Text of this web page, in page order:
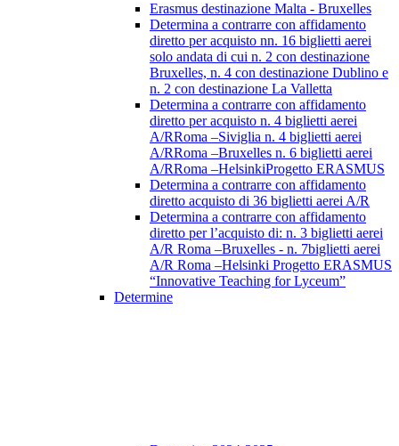
Erasmus destinazione Malta - Bruxelles
Determina a contrarre con affidamento
diretto per acquisto nn. 16 biglietti aerei
solo andata di cui n. 2 con destinazione
Bruxelles, n. 4 con destinazione Dublino e
n. 2 con destinazione La Valletta
Determina a contrarre con affidamento
diretto per acquisto n. 4 biglietti aerei
A/RRoma –Siviglia n. 4 biglietti aerei
A/RRoma –Bruxelles n. 6 biglietti aerei
A/RRoma –HelsinkiProgetto ERASMUS
Determina a contrarre con affidamento
diretto acquisto di 36 biglietti aerei A/R
Determina a contrarre con affidamento
diretto per l’acquisto di: n. 3 biglietti aerei
A/R Roma –Bruxelles - n. 7biglietti aerei
A/R Roma –Helsinki Progetto ERASMUS
“Innovative Teaching for Lyceum”
Determine